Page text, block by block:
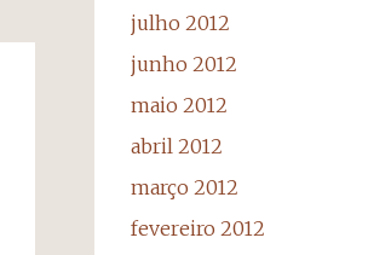
julho 2012
junho 2012
maio 2012
abril 2012
março 2012
fevereiro 2012